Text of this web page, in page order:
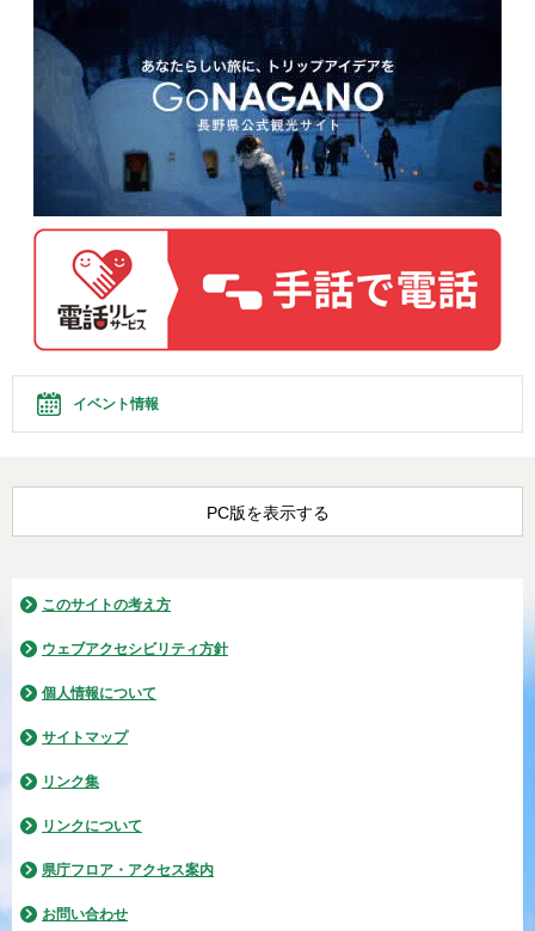
イベント情報
PC版を表示する
このサイトの考え方
ウェブアクセシビリティ方針
個人情報について
サイトマップ
リンク集
リンクについて
県庁フロア・アクセス案内
お問い合わせ